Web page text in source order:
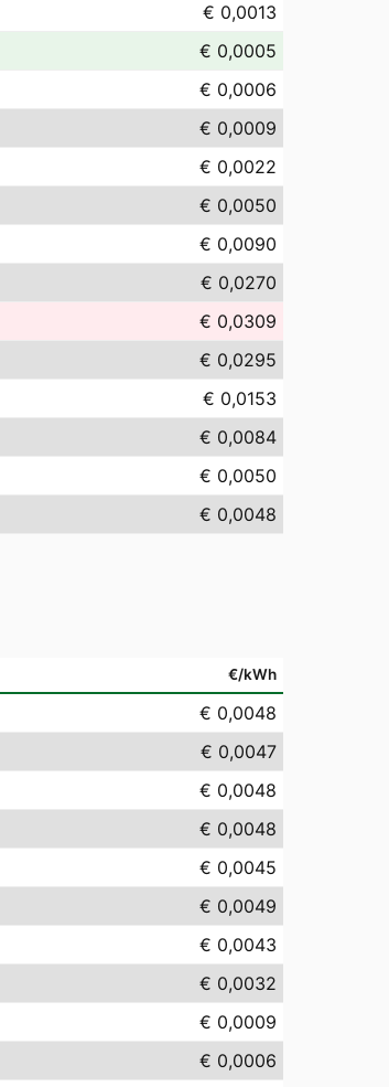
€ 0,0013
€ 0,0005
€ 0,0006
€ 0,0009
€ 0,0022
€ 0,0050
€ 0,0090
€ 0,0270
€ 0,0309
€ 0,0295
€ 0,0153
€ 0,0084
€ 0,0050
€ 0,0048
€/kWh
€ 0,0048
€ 0,0047
€ 0,0048
€ 0,0048
€ 0,0045
€ 0,0049
€ 0,0043
€ 0,0032
€ 0,0009
€ 0,0006